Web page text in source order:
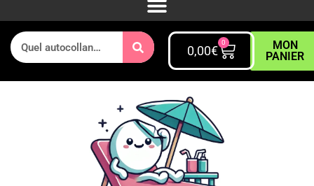
0,00€
0
MON
PANIER